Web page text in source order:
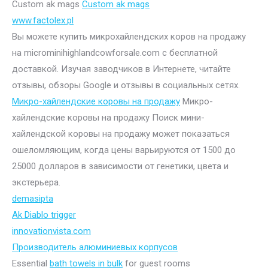
Custom ak mags Custom ak mags
www.factolex.pl
Вы можете купить микрохайлендских коров на продажу
на microminihighlandcowforsale.com с бесплатной
доставкой. Изучая заводчиков в Интернете, читайте
отзывы, обзоры Google и отзывы в социальных сетях.
Микро-хайлендские коровы на продажу Микро-
хайлендские коровы на продажу Поиск мини-
хайлендской коровы на продажу может показаться
ошеломляющим, когда цены варьируются от 1500 до
25000 долларов в зависимости от генетики, цвета и
экстерьера.
demasipta
Ak Diablo trigger
innovationvista.com
Производитель алюминиевых корпусов
Essential bath towels in bulk for guest rooms